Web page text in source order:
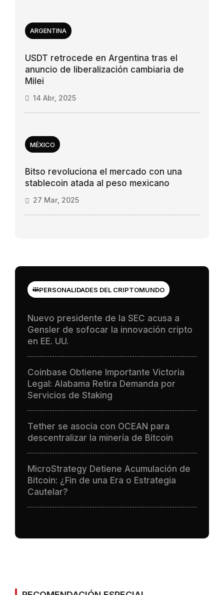
ARGENTINA
USDT retrocede en Argentina tras el
anuncio de liberalización cambiaria de
Milei
14 Abr, 2025
MÉXICO
Bitso revoluciona el mercado con una
stablecoin atada al peso mexicano
27 Mar, 2025
PERSONALIDADES DEL CRIPTOMUNDO
Nuevo presidente de la SEC acusa a
Gensler de sofocar la innovación cripto
en EE. UU.
Coinbase Obtiene Importante Victoria
Legal: Alabama Retira Demanda por
Servicios de Staking
Tether se asocia con OCEAN para
descentralizar la minería de Bitcoin
MicroStrategy Detiene Acumulación de
Bitcoin: ¿Fin de una Era o Estrategia
Cautelar?